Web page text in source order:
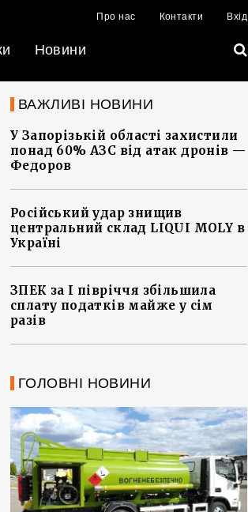
Про нас Контакти Вхід
Новини
ВАЖЛИВІ НОВИНИ
У Запорізькій області захистили
понад 60% АЗС від атак дронів —
Федоров
Російський удар знищив
центральний склад LIQUI MOLY в
Україні
ЗПЕК за І півріччя збільшила
сплату податків майже у сім
разів
ГОЛОВНІ НОВИНИ